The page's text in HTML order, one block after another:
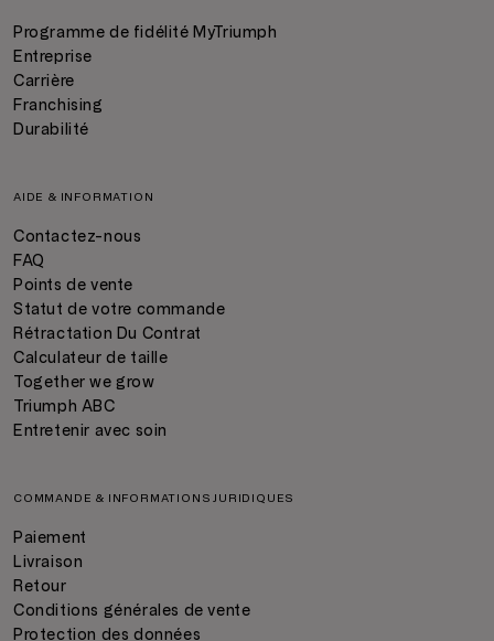
Programme de fidélité MyTriumph
Entreprise
Carrière
Franchising
Durabilité
AIDE & INFORMATION
Contactez-nous
FAQ
Points de vente
Statut de votre commande
Rétractation Du Contrat
Calculateur de taille
Together we grow
Triumph ABC
Entretenir avec soin
COMMANDE & INFORMATIONS JURIDIQUES
Paiement
Livraison
Retour
Conditions générales de vente
Protection des données